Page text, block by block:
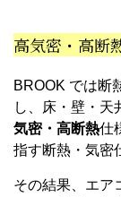
高気密・高断
BROOK では断
し、床・壁・天
気密・高断熱仕
指す断熱・気密
その結果、エア